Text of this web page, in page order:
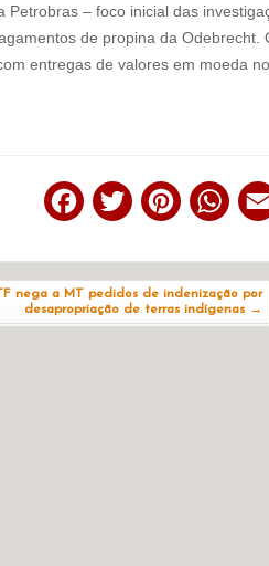
– foco inicial das
de propina da Odebrecht.
entregas de valores em moeda no
Facebook
Twitter Pinterest
nega a MT pedidos de indenização por
desapropriação de terras indígenas →